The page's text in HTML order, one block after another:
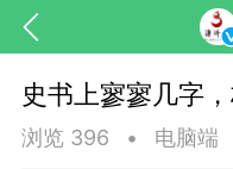
史书上寥寥几字
浏览 396 • 电脑端